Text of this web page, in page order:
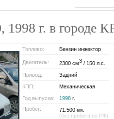
1998 г. в
Топливо: Бензин инжектор
Двигатель: 2300 см3 / 150 л.с.
Привод:
Задний
КПП:
Механическая
Год выпуска:
1998 г.
Пробег:
71.500 км.
(без пробега по РФ)